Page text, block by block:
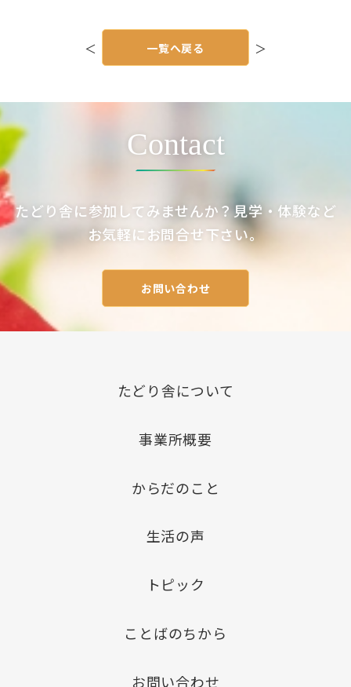
シ
ン
＜ ＞
一覧へ戻る
Contact
たどり舎に参加してみませんか？見学・体験など
お気軽にお問合せ下さい。
お問い合わせ
たどり舎について
事業所概要
からだのこと
生活の声
トピック
ことばのちから
お問い合わせ